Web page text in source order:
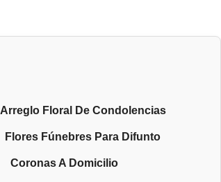
Arreglo Floral De Condolencias
Flores Fúnebres Para Difunto
Coronas A Domicilio